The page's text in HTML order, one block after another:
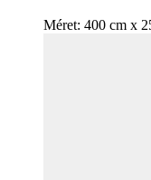
Méret: 400 cm x